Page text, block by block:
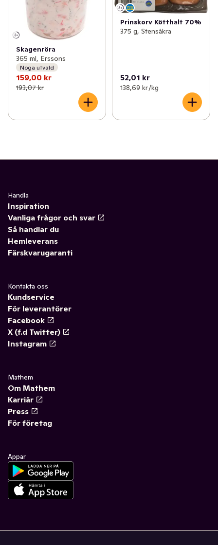
Skagenröra
365 ml, Erssons
Noga utvald
159,00 kr
193,07 kr
Prinskorv Kötthalt 70%
375 g, Stensåkra
52,01 kr
138,69 kr /kg
Handla
Inspiration
Vanliga frågor och svar
Så handlar du
Hemleverans
Färskvarugaranti
Kontakta oss
Kundservice
För leverantörer
Facebook
X (f.d Twitter)
Instagram
Mathem
Om Mathem
Karriär
Press
För företag
Appar